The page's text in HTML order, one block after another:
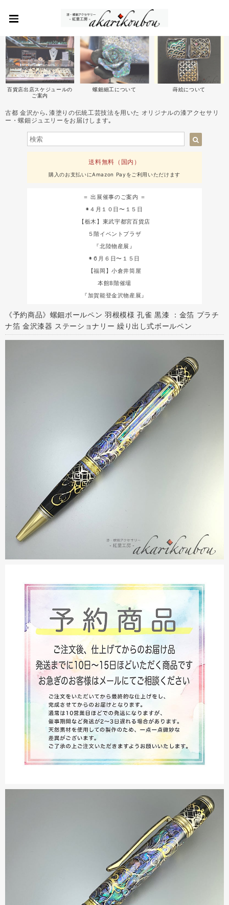
百貨店出店スケジュールの
ご案内
螺鈿細工について 蒔絵について
古都 金沢から､漆塗りの伝統工芸技法を用いた オリジナルの漆アクセサリ
ー・螺鈿ジュエリーをお届けします｡
送料無料（国内）
購入のお支払いにAmazon Payをご利用いただけます
＝ 出展催事のご案内 ＝
◉４月１０日〜１５日
【栃木】東武宇都宮百貨店
５階イベントプラザ
『北陸物産展』
◉６月６日〜１５日
【福岡】小倉井筒屋
本館8階催場
『加賀能登金沢物産展』
《予約商品》螺鈿ボールペン 羽根模様 孔雀 黒漆 ：金箔 プラチ
ナ箔 金沢漆器 ステーショナリー 繰り出し式ボールペン